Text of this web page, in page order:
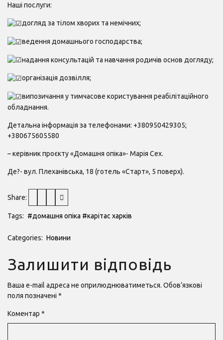
Наші послуги:
догляд за тілом хворих та немічних;
ведення домашнього господарства;
надання консультацій та навчання родичів основ догляду;
організація дозвілля;
випозичання у тимчасове користування реабілітаційного
обладнання.
Детальна інформація за телефонами: +380950429305;
+380675605580
– керівник проєкту «Домашня опіка»- Марія Сех.
Де?- вул. Плеханівська, 18 (готель «Старт», 5 поверх).
Share:
Tags: #домашня опіка #карітас харків
Categories: Новини
Залишити відповідь
Ваша e-mail адреса не оприлюднюватиметься. Обов’язкові
поля позначені *
Коментар *